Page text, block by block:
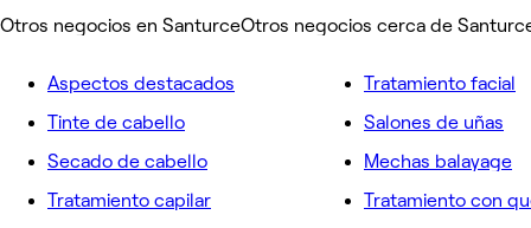
Otros negocios en SanturceOtros negocios cerca de
Aspectos destacados
Tinte de cabello
Secado de cabello
Tratamiento capilar
Tratamiento facial
Salones de uñas
Mechas balayage
Tratamiento con